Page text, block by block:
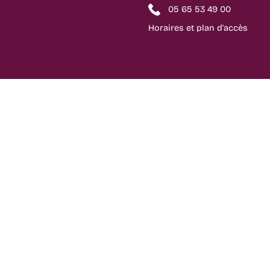
05 65 53 49 00
Horaires et plan d'accès